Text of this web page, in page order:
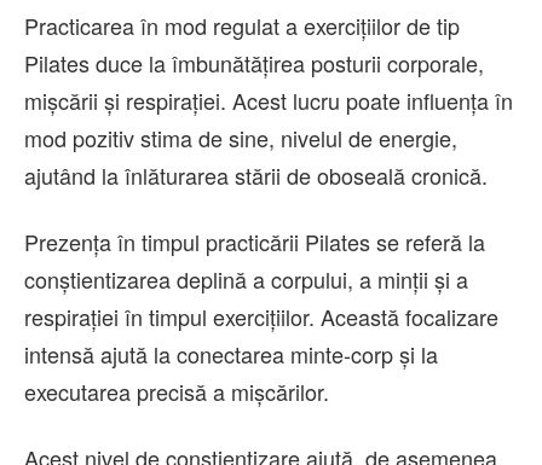
Practicarea în mod regulat a exercițiilor de tip
Pilates duce la îmbunătățirea posturii corporale,
mișcării și respirației. Acest lucru poate influența în
mod pozitiv stima de sine, nivelul de energie,
ajutând la înlăturarea stării de oboseală cronică.
Prezența în timpul practicării Pilates se referă la
conștientizarea deplină a corpului, a minții și a
respirației în timpul exercițiilor. Această focalizare
intensă ajută la conectarea minte-corp și la
executarea precisă a mișcărilor.
Acest nivel de conștientizare ajută, de asemenea,